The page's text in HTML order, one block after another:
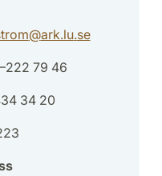
@ark.lu.se
79 46
34 20